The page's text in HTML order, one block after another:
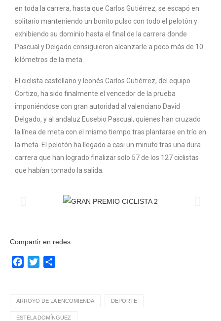
en toda la carrera, hasta que Carlos Gutiérrez, se escapó en
solitario manteniendo un bonito pulso con todo el pelotón y
exhibiendo su dominio hasta el final de la carrera donde
Pascual y Delgado consiguieron alcanzarle a poco más de 10
kilómetros de la meta.
El ciclista castellano y leonés Carlos Gutiérrez, del equipo
Cortizo, ha sido finalmente el vencedor de la prueba
imponiéndose con gran autoridad al valenciano David
Delgado, y al andaluz Eusebio Pascual, quienes han cruzado
la línea de meta con el mismo tiempo tras plantarse en trío en
la meta. El pelotón ha llegado a casi un minuto tras una dura
carrera que han logrado finalizar solo 57 de los 127 ciclistas
que habían tomado la salida.
Compartir en redes:
Facebook
Twitter
ARROYO DE LA ENCOMIENDA DEPORTE
ESTELA DOMÍNGUEZ